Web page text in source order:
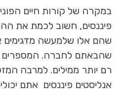
במקרה של קורות חיים
פיננסים, חשוב לכמת את
שהם אלו שלמעשה
שהבאתם לחברה. המספרים
רם יותר ממילים. למרבה
אנליסטים פיננסים אתם